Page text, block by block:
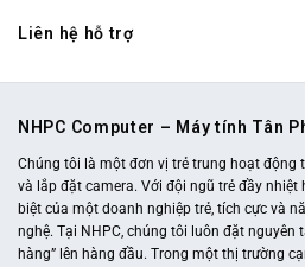
Liên hệ hỗ trợ
NHPC Computer – Máy tính Tân
Chúng tôi là một đơn vị trẻ trung hoạt động
và lắp đặt camera. Với đội ngũ trẻ đầy nhiệt
biệt của một doanh nghiệp trẻ, tích cực và
nghệ. Tại NHPC, chúng tôi luôn đặt nguyên
hàng” lên hàng đầu. Trong một thị trường